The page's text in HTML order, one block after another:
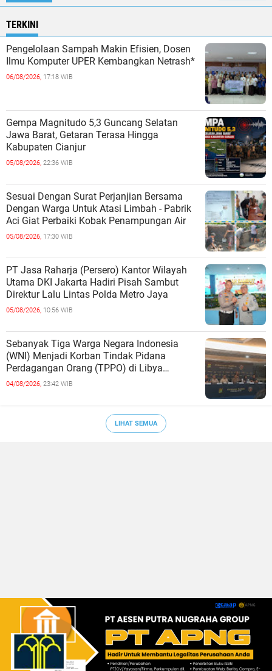
TERKINI
Pengelolaan Sampah Makin Efisien, Dosen
Ilmu Komputer UPER Kembangkan Netrash*
06/08/2026, 17:18 WIB
Gempa Magnitudo 5,3 Guncang Selatan
Jawa Barat, Getaran Terasa Hingga
Kabupaten Cianjur
05/08/2026, 22:36 WIB
Sesuai Dengan Surat Perjanjian Bersama
Dengan Warga Untuk Atasi Limbah - Pabrik
Aci Giat Perbaiki Kobak Penampungan Air
05/08/2026, 17:30 WIB
PT Jasa Raharja (Persero) Kantor Wilayah
Utama DKI Jakarta Hadiri Pisah Sambut
Direktur Lalu Lintas Polda Metro Jaya
05/08/2026, 10:56 WIB
Sebanyak Tiga Warga Negara Indonesia
(WNI) Menjadi Korban Tindak Pidana
Perdagangan Orang (TPPO) di Libya
Berhasil Dipulangkan Ke - Indonesia. Mereka
04/08/2026, 23:42 WIB
LIHAT SEMUA